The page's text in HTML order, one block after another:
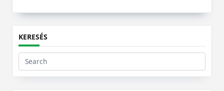
KERESÉS
Search
for: